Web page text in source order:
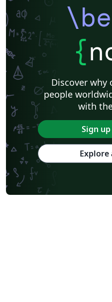
{
Discover why
people
with
Sign
Explore